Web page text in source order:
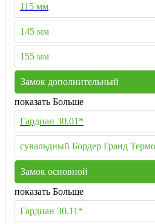
115 мм
145 мм
155 мм
Замок дополнительный
показать Больше
Гардиан 30.01*
сувальдный Бордер Гранд
Замок основной
показать Больше
Гардиан 30.11*